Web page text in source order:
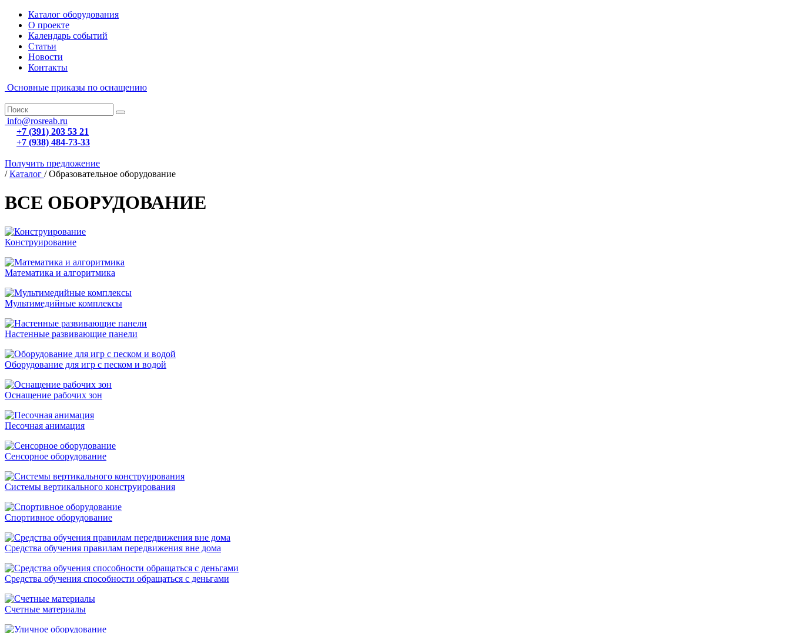
Каталог оборудования
О проекте
Календарь событий
Статьи
Новости
Контакты
Основные приказы по оснащению
info@rosreab.ru
+7 (391) 203 53 21
+7 (938) 484-73-33
Получить предложение
/ Каталог / Образовательное оборудование
ВСЕ ОБОРУДОВАНИЕ
Конструирование
Математика и алгоритмика
Мультимедийные комплексы
Настенные развивающие панели
Оборудование для игр с песком и водой
Оснащение рабочих зон
Песочная анимация
Сенсорное оборудование
Системы вертикального конструирования
Спортивное оборудование
Средства обучения правилам передвижения вне дома
Средства обучения способности обращаться с деньгами
Счетные материалы